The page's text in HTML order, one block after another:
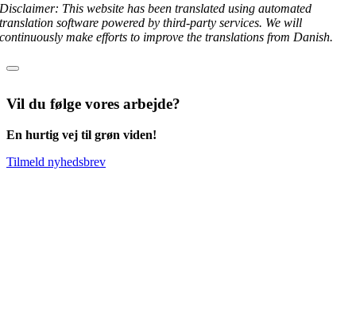
Disclaimer: This website has been translated using automated
translation software powered by third-party services. We will
continuously make efforts to improve the translations from Danish.
Vil du følge vores arbejde?
En hurtig vej til grøn viden!
Tilmeld nyhedsbrev